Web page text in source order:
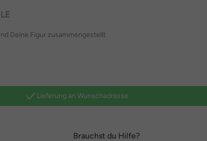
Deine Figur zusammengestellt
Lieferung an Wunschadresse
Brauchst du Hilfe?